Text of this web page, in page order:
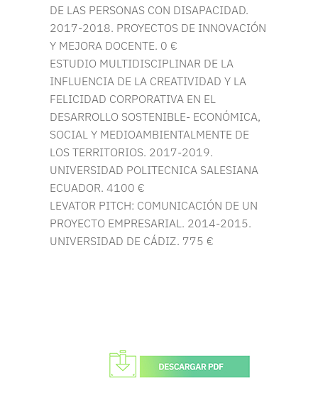
DE LAS PERSONAS CON DISAPACIDAD.
2017-2018. PROYECTOS DE INNOVACIÓN
Y MEJORA DOCENTE. 0 €
ESTUDIO MULTIDISCIPLINAR DE LA
INFLUENCIA DE LA CREATIVIDAD Y LA
FELICIDAD CORPORATIVA EN EL
DESARROLLO SOSTENIBLE- ECONÓMICA,
SOCIAL Y MEDIOAMBIENTALMENTE DE
LOS TERRITORIOS. 2017-2019.
UNIVERSIDAD POLITECNICA SALESIANA
ECUADOR. 4100 €
LEVATOR PITCH: COMUNICACIÓN DE UN
PROYECTO EMPRESARIAL. 2014-2015.
UNIVERSIDAD DE CÁDIZ. 775 €